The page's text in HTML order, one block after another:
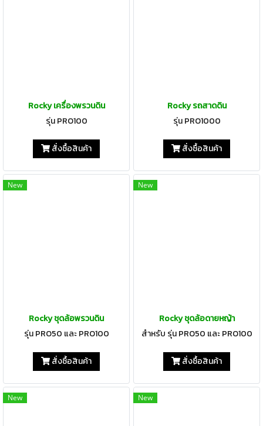
Rocky เครื่องพรวนดิน
รุ่น PRO100
สั่งซื้อสินค้า
Rocky รถสาดดิน
รุ่น PRO1000
สั่งซื้อสินค้า
New
Rocky ชุดล้อพรวนดิน
รุ่น PRO50 และ PRO100
สั่งซื้อสินค้า
New
Rocky ชุดล้อดายหญ้า
สำหรับ รุ่น PRO50 และ PRO100
สั่งซื้อสินค้า
New New